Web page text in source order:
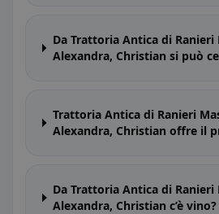
Da Trattoria Antica di Ranieri
Alexandra, Christian si può
Trattoria Antica di Ranieri
Alexandra, Christian offre il
Da Trattoria Antica di Ranieri
Alexandra, Christian c’è vino?